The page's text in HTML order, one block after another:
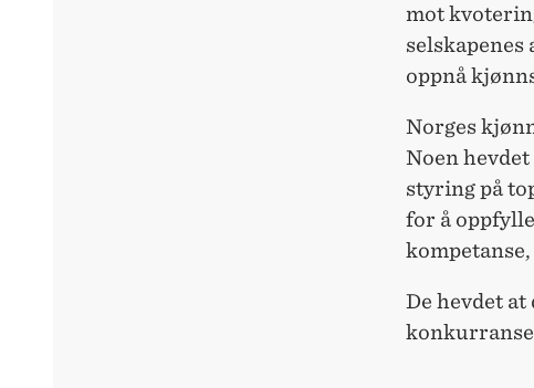
mot
oppnå
Norges
Noen
styring på
for å
De hevdet